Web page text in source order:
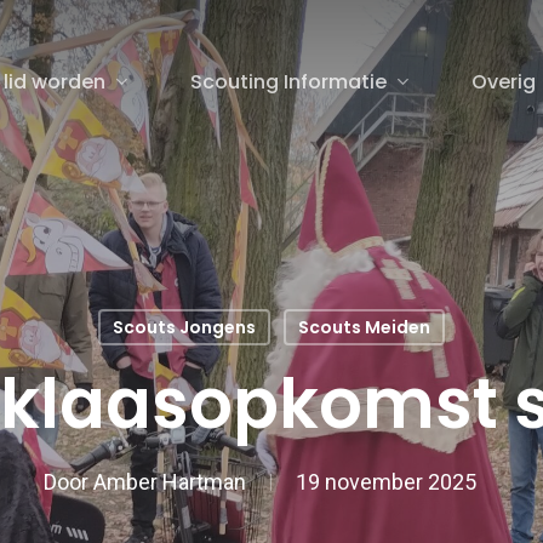
worden Scouting Informatie Overig
Scouts Jongens Scouts Meiden
DoorAmber Hartman 19 november 2025